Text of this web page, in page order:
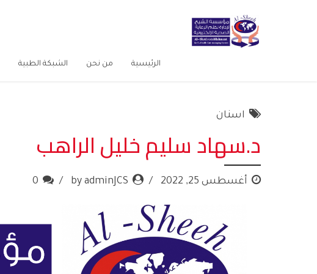
الرئيسية من نحن الشبكة الطبية
اسنان
د.سهاد سليم خليل الراهب
أغسطس 25, 2022 by adminJCS
0